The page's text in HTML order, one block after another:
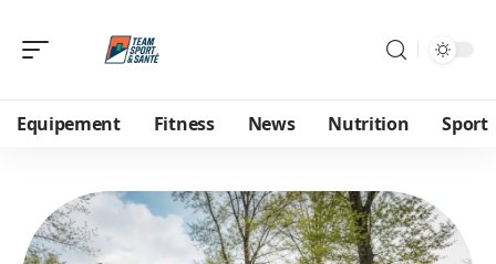
Equipement Fitness News Nutrition Sport